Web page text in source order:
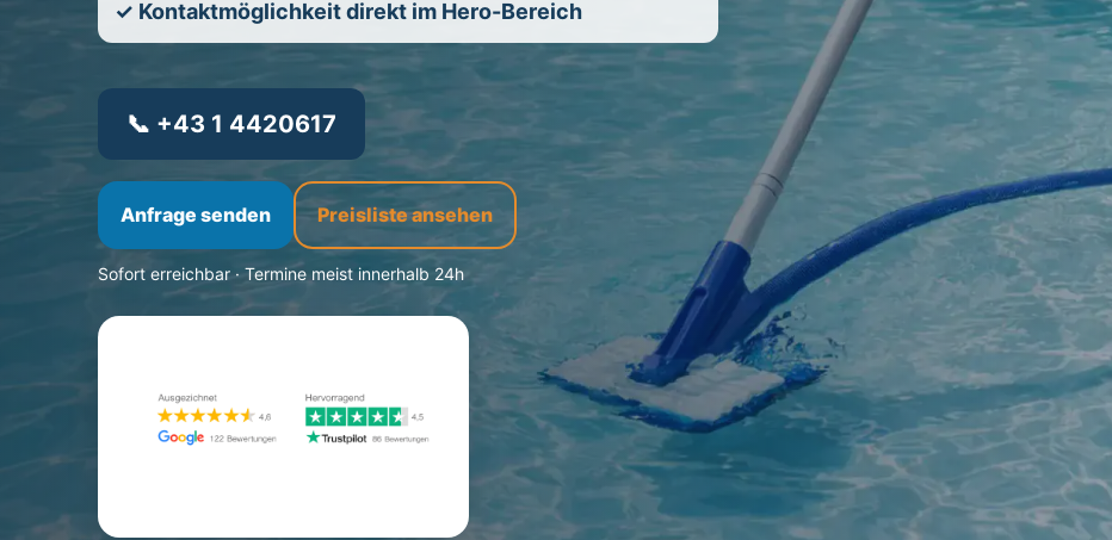
✓ Kontaktmöglichkeit direkt im Hero-Bereich
📞 +43 1 4420617
Anfrage senden Preisliste ansehen
Sofort erreichbar · Termine meist innerhalb 24h